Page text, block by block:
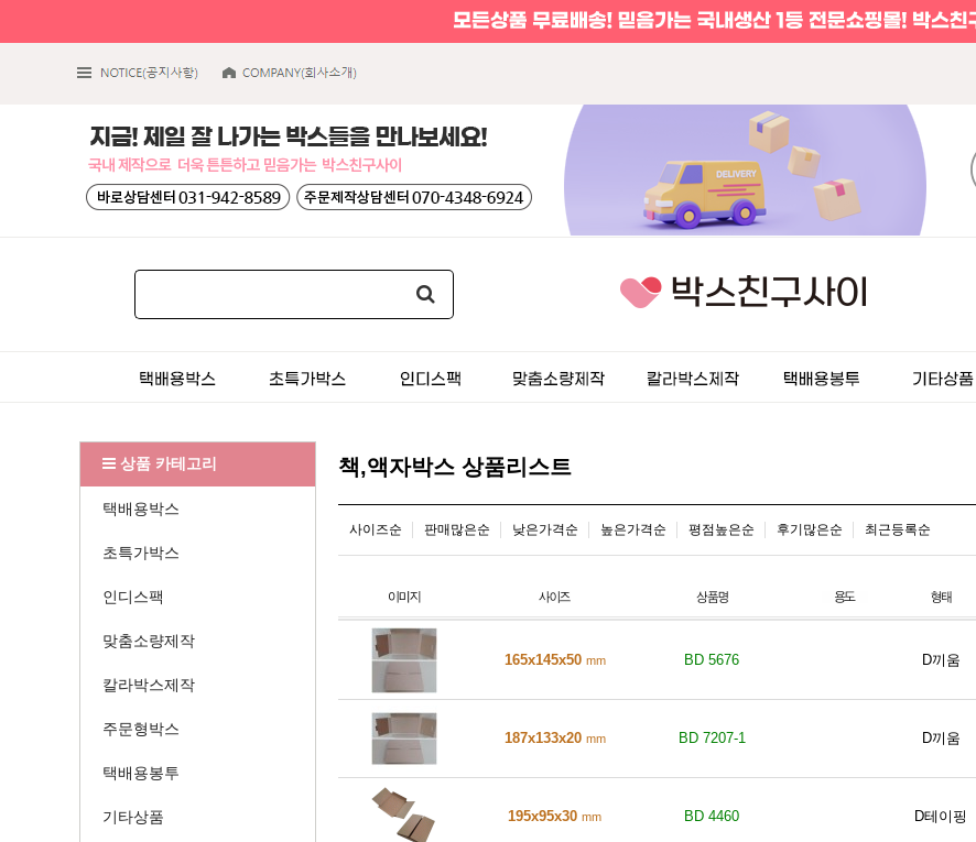
상품 카테고리
택배용박스
초특가박스
인디스팩
맞춤소량제작
칼라박스제작
주문형박스
택배용봉투
기타상품
책,액자박스 상품리스트
사이즈순 판매많은순 낮은가격순 높은가격순 평점높은순 후기많은순 최근등록순
165x145x50 mm BD 5676 D끼움
187x133x20 mm BD 7207-1 D끼움
195x95x30 mm BD 4460 D테이핑